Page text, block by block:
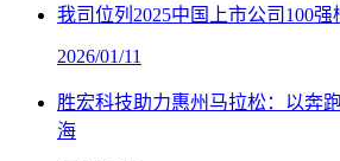
我司位列2025中国上市公司100强
2026/01/11
胜宏科技助力惠州马拉松：以奔
海